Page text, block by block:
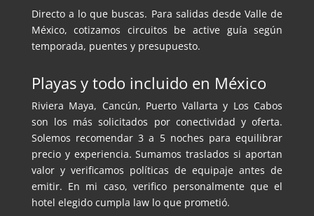
Directo a lo que buscas. Para salidas desde Valle de
México, cotizamos circuitos be active guía según
temporada, puentes y presupuesto.
Playas y todo incluido en México
Riviera Maya, Cancún, Puerto Vallarta y Los Cabos
son los más solicitados por conectividad y oferta.
Solemos recomendar 3 a 5 noches para equilibrar
precio y experiencia. Sumamos traslados si aportan
valor y verificamos políticas de equipaje antes de
emitir. En mi caso, verifico personalmente que el
hotel elegido cumpla law lo que prometió.